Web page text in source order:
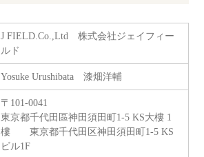
J FIELD.Co.,Ltd 株式会社ジェイフィー
ルド
Yosuke Urushibata 漆畑洋輔
〒101-0041
東京都千代田區神田須田町1-5 KS大樓 1
樓 東京都千代田区神田須田町1-5 KS
ビル1F